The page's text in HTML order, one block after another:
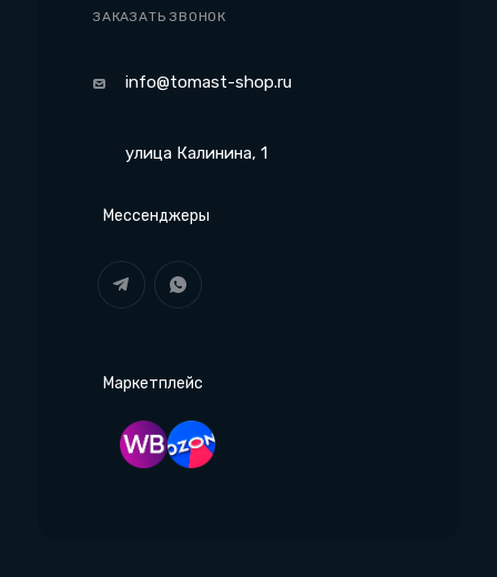
ЗАКАЗАТЬ ЗВОНОК
info@tomast-shop.ru
улица Калинина, 1
Мессенджеры
Маркетплейс